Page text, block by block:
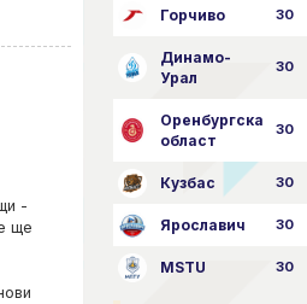
-
ще
Горчиво 30
Динамо-
Урал
30
Оренбургска
област
30
Кузбас 30
Ярославич 30
MSTU 30